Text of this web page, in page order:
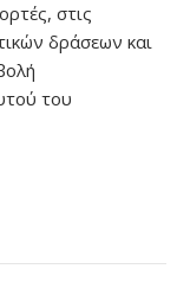
στις
δράσεων και
του